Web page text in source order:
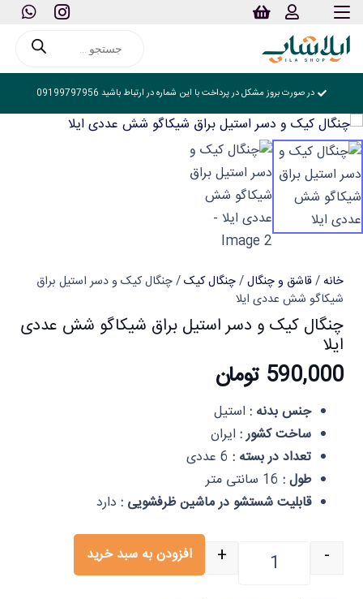
search
در صورت بروز مشکل در پرداخت با این شماره در ارتباط باشید 09199797956
خانه/قاشق و چنگال/چنگال کیک/ چنگال کیک و دسر استیل براق
شیکاگو شش عددی ایلا
چنگال کیک و دسر استیل براق شیکاگو شش عددی
ایلا
590,000 تومان
جنس بدنه : استیل
ساخت کشور : ایران
تعداد در بسته :
طول :
قابلیت شستشو در ماشین ظرفشویی : دارد
چنگال کیک و دسر استیل براق شیکاگو شش عددی -
+ افزودن به سبد خرید